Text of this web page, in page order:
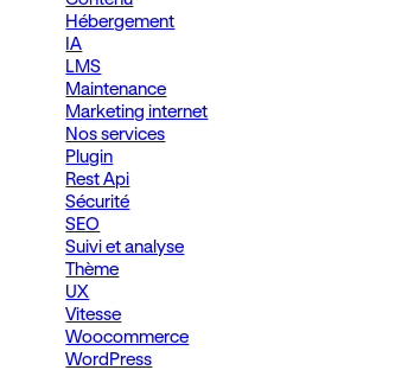
Hébergement
IA
LMS
Maintenance
Marketing internet
Nos services
Plugin
Rest Api
Sécurité
SEO
Suivi et analyse
Thème
UX
Vitesse
Woocommerce
WordPress